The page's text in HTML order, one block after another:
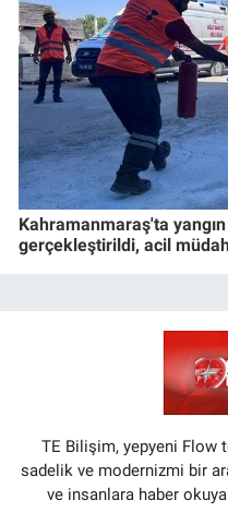
Kahramanmaraş'ta
gerçekleştirildi, acil
TE Bilişim, yepyeni Flow
sadelik ve modernizmi bir
ve insanlara haber